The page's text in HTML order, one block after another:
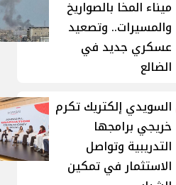
ميناء المخا بالصواريخ
والمسيرات.. وتصعيد
عسكري جديد في
الضالع
السويدي إلكتريك تكرم
خريجي برامجها
التدريبية وتواصل
الاستثمار في تمكين